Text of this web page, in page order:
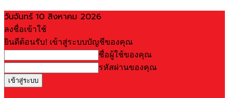
วันจันทร์ 10 สิงหาคม 2026
ลงชื่อเข้าใช้
ยินดีต้อนรับ! เข้าสู่ระบบบัญชีของคุณ
ชื่อผู้ใช้ของคุณ
รหัสผ่านของคุณ